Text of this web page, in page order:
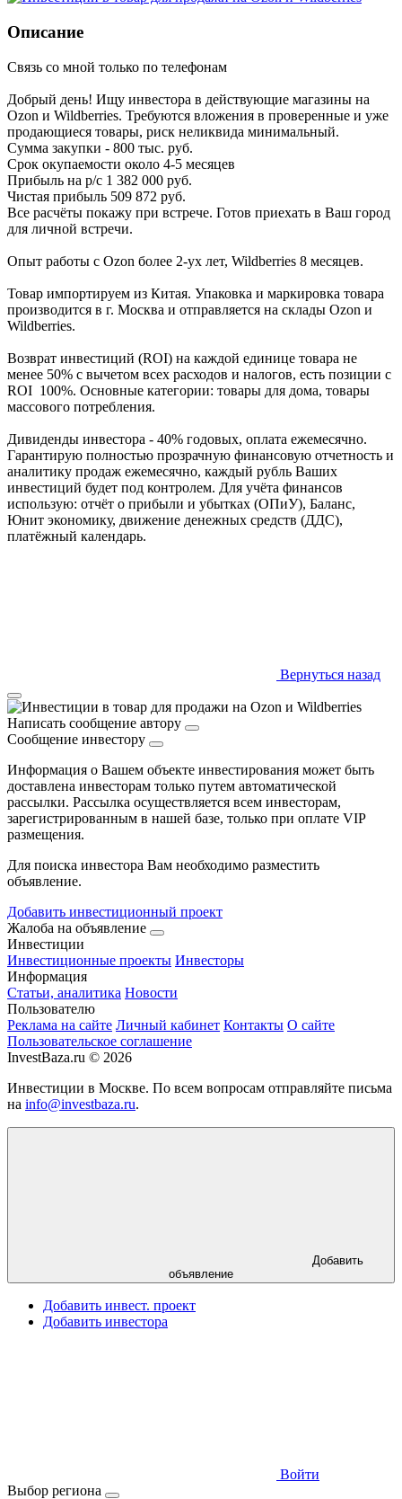
Описание
Связь со мной только по телефонам
Добрый день! Ищу инвестора в действующие магазины на
Ozon и Wildberries. Требуются вложения в проверенные и уже
продающиеся товары, риск неликвида минимальный.
Сумма закупки - 800 тыс. руб.
Срок окупаемости около 4-5 месяцев
Прибыль на р/с 1 382 000 руб.
Чистая прибыль 509 872 руб.
Все расчёты покажу при встрече. Готов приехать в Ваш город
для личной встречи.
Опыт работы с Ozon более 2-ух лет, Wildberries 8 месяцев.
Товар импортируем из Китая. Упаковка и маркировка товара
производится в г. Москва и отправляется на склады Ozon и
Wildberries.
Возврат инвестиций (ROI) на каждой единице товара не
менее 50% с вычетом всех расходов и налогов, есть позиции с
ROI 100%. Основные категории: товары для дома, товары
массового потребления.
Дивиденды инвестора - 40% годовых, оплата ежемесячно.
Гарантирую полностью прозрачную финансовую отчетность и
аналитику продаж ежемесячно, каждый рубль Ваших
инвестиций будет под контролем. Для учёта финансов
использую: отчёт о прибыли и убытках (ОПиУ), Баланс,
Юнит экономику, движение денежных средств (ДДС),
платёжный календарь.
Вернуться назад
Написать сообщение автору
Сообщение инвестору
Информация о Вашем объекте инвестирования может быть
доставлена инвесторам только путем автоматической
рассылки. Рассылка осуществляется всем инвесторам,
зарегистрированным в нашей базе, только при оплате VIP
размещения.
Для поиска инвестора Вам необходимо разместить
объявление.
Добавить инвестиционный проект
Жалоба на объявление
Инвестиции
Инвестиционные проекты Инвесторы
Информация
Статьи, аналитика Новости
Пользователю
Реклама на сайте Личный кабинет Контакты О сайте
Пользовательское соглашение
InvestBaza.ru © 2026
Инвестиции в Москве. По всем вопросам отправляйте письма
на info@investbaza.ru.
Добавить
объявление
Добавить инвест. проект
Добавить инвестора
Войти
Выбор региона